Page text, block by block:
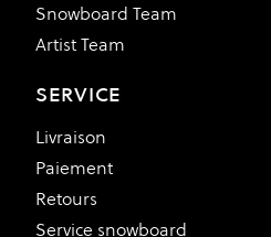
Snowboard Team
Artist Team
SERVICE
Livraison
Paiement
Retours
Service snowboard